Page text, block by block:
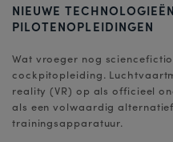
NIEUWE
PILOTENOPLEIDINGEN
Wat vroeger nog
cockpitopleiding.
reality (VR) op als officieel
als een volwaardig
trainingsapparatuur.